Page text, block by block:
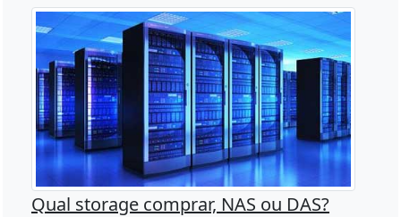
Qual storage comprar, NAS ou DAS?